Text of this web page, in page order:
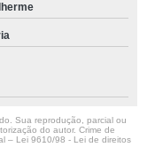
Sua reprodução, parcial ou
do autor. Crime de
– Lei 9610/98 - Lei de direitos